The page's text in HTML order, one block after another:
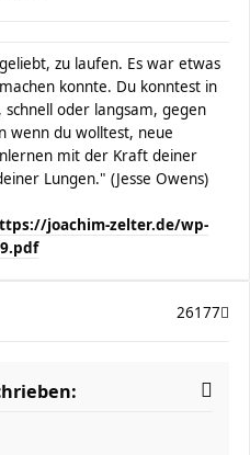
zu laufen. Es war etwas
konnte. Du konntest in
schnell oder langsam, gegen
wenn du wolltest, neue
mit der Kraft deiner
Lungen." (Jesse Owens)
joachim-zelter.de/wp-
26177